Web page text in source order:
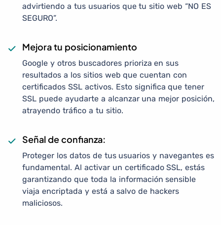
advirtiendo a tus usuarios que tu sitio web “NO ES
SEGURO”.
Mejora tu posicionamiento
Google y otros buscadores prioriza en sus
resultados a los sitios web que cuentan con
certificados SSL activos. Esto significa que tener
SSL puede ayudarte a alcanzar una mejor posición,
atrayendo tráfico a tu sitio.
Señal de confianza:
Proteger los datos de tus usuarios y navegantes es
fundamental. Al activar un certificado SSL, estás
garantizando que toda la información sensible
viaja encriptada y está a salvo de hackers
maliciosos.